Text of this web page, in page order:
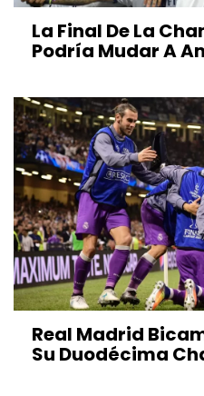
La Final De La
Podría Mudar A
Real Madrid
Su Duodécima